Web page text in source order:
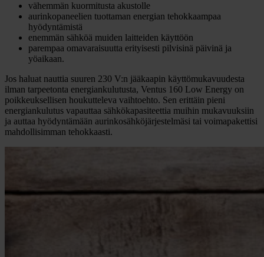
vähemmän kuormitusta akustolle
aurinkopaneelien tuottaman energian tehokkaampaa
hyödyntämistä
enemmän sähköä muiden laitteiden käyttöön
parempaa omavaraisuutta erityisesti pilvisinä päivinä ja
yöaikaan.
Jos haluat nauttia suuren 230 V:n jääkaapin käyttömukavuudesta
ilman tarpeetonta energiankulutusta, Ventus 160 Low Energy on
poikkeuksellisen houkutteleva vaihtoehto. Sen erittäin pieni
energiankulutus vapauttaa sähkökapasiteettia muihin mukavuuksiin
ja auttaa hyödyntämään aurinkosähköjärjestelmäsi tai voimapakettisi
mahdollisimman tehokkaasti.